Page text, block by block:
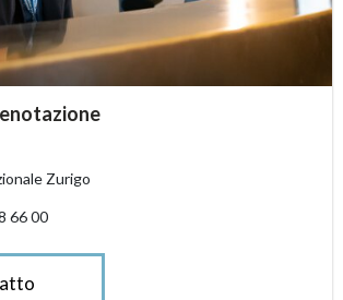
only.person_card_info
Zurigo
66 00